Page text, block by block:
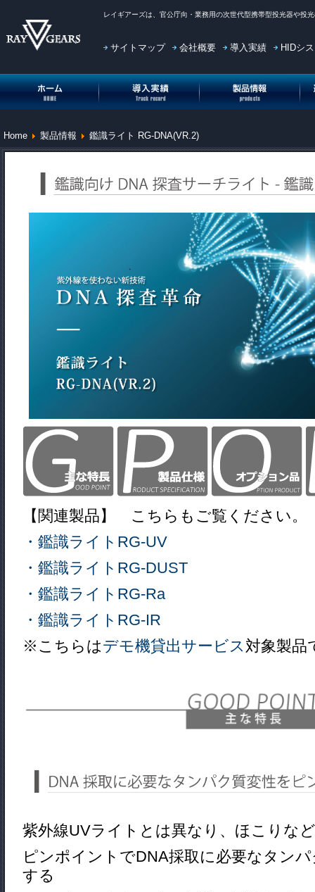
レイギアーズは、官公庁向・業務用の次世代型携帯型投光器や投
サイトマップ 会社概要 導入実績 HIDシ
投光機(投光器)HOME 投光機(投光器)導入実績 投光機(投光器)製品情報 投
Home 製品情報 鑑識ライト RG-DNA(VR.2)
【関連製品】 こちらもご覧ください。
・鑑識ライトRG-UV
・鑑識ライトRG-DUST
・鑑識ライトRG-Ra
・鑑識ライトRG-IR
※こちらはデモ機貸出サービス 対象製品
紫外線UVライトとは異なり、ほこりな
ピンポイントでDNA採取に必要なタン
する